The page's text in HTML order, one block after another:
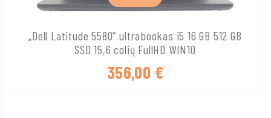
„Dell Latitude 5580“ ultrabookas i5 16 GB 512 GB
SSD 15,6 colių FullHD WIN10
356,00 €